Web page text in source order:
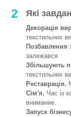
2 Які
Декорація
текстильних
Позбавлення
залежався
Збільшують
текстильних
Реставрація.
Сім'я. Час із
внимание.
Запуск